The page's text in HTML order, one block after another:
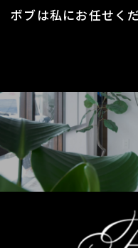
ボブは私にお任せく